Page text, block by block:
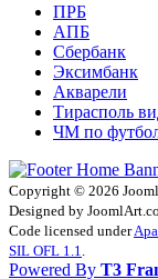
ПРБ
АПБ
Сбербанк
Эксимбанк
Акварели
Тирасполь
ЧМ по
Copyright © 2026
Designed by
Code licensed under
SIL OFL 1.1
Powered By T3